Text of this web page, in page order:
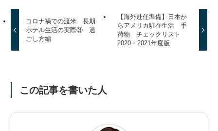
コロナ禍での渡米 長期
ホテル生活の実際③ 過
ごし方編
【海外赴任準備】日本か
らアメリカ駐在生活 手
荷物 チェックリスト
2020・2021年度版
この記事を書いた人